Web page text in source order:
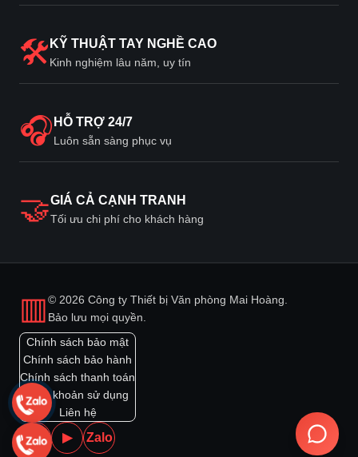
🛠 KỸ THUẬT TAY NGHỀ CAO
Kinh nghiệm lâu năm, uy tín
🎧 HỖ TRỢ 24/7
Luôn sẵn sàng phục vụ
🤝GIÁ CẢ CẠNH TRANH
Tối ưu chi phí cho khách hàng
▥© 2026 Công ty Thiết bị Văn phòng Mai Hoàng.
Bảo lưu mọi quyền.
Chính sách bảo mật
Chính sách bảo hành
Chính sách thanh toán
Điều khoản sử dụng
Liên hệ
f ▶ Zalo